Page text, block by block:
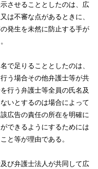
させることとしたのは、広
は不審な点があるときに、
発生を未然に防止する手が
で足りることとしたのは、
う場合その他弁護士等が共
行う弁護士等全員の氏名及
いとするのは場合によって
広告の責任の所在を明確に
できるようにするためには
と等が理由である。
び弁護士法人が共同して広